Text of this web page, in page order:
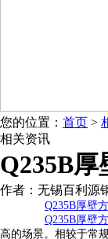
您的位置： 首页 >
相关资讯
Q235B
作者：无锡百利源
Q235B厚壁
Q235B厚壁
高的场景。相较于常